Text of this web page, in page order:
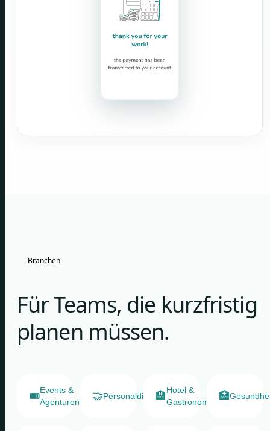
Branchen
Für Teams, die kurzfristig
planen müssen.
🎟️Events &
Agenturen
🤝Personaldienstleister
🏨Hotel &
Gastronomie
🏥